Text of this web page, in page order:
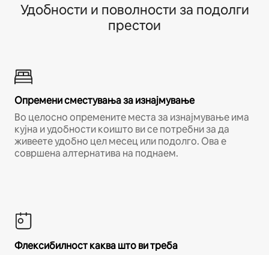
Удобности и поволности за подолги
престои
Опремени сместувања за изнајмување
Во целосно опремените места за изнајмување има
кујна и удобности коишто ви се потребни за да
живеете удобно цел месец или подолго. Ова е
совршена алтернатива на поднаем.
Флексибилност каква што ви треба